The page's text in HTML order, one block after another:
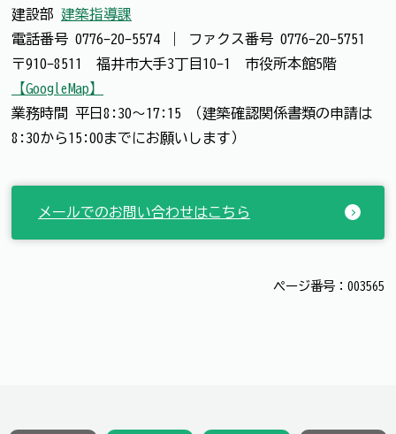
建設部 建築指導課
電話番号 0776-20-5574 ファクス番号 0776-20-5751
〒910-8511 福井市大手3丁目10-1 市役所本館5階
【GoogleMap】
業務時間 平日8:30～17:15 （建築確認関係書類の申請は
8:30から15:00までにお願いします）
メールでのお問い合わせはこちら
ページ番号：003565